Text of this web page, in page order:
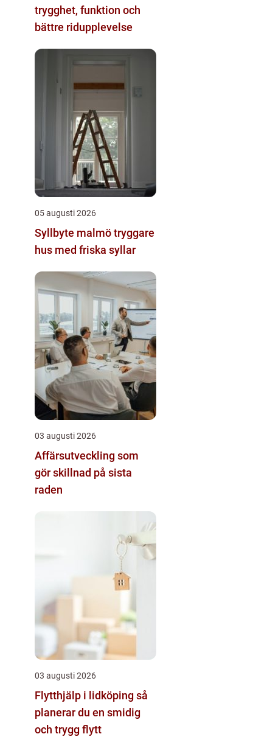
trygghet, funktion och
bättre ridupplevelse
05 augusti 2026
Syllbyte malmö tryggare
hus med friska syllar
03 augusti 2026
Affärsutveckling som
gör skillnad på sista
raden
03 augusti 2026
Flytthjälp i lidköping så
planerar du en smidig
och trygg flytt